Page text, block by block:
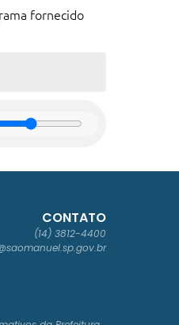
fornecido
CONTATO
(14) 3812-4400